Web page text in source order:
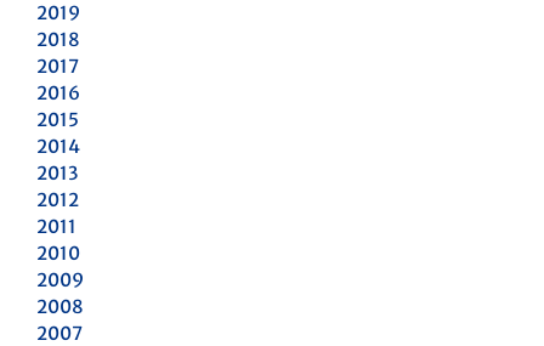
2019
2018
2017
2016
2015
2014
2013
2012
2011
2010
2009
2008
2007